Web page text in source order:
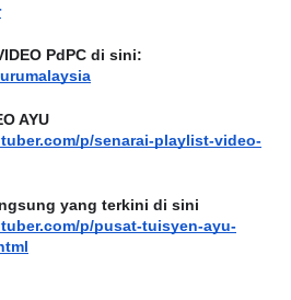
PdPC di sini:
AYU
p/senarai-playlist-video-
yang terkini di sini
p/pusat-tuisyen-ayu-